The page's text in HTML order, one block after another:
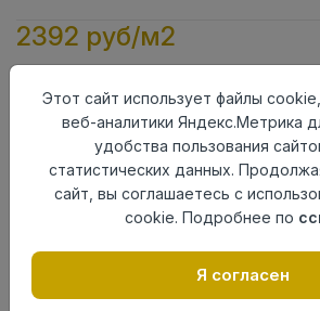
2392 руб/м2
АктуальностьАктуален
Толщина
10мм
доски
Теплый пол
до +27 градусов
4V
происхождения
Этот сайт использует файлы
веб-аналитики Яндекс.Метрика
удобства пользования
статистических данных.
сайт, вы соглашаетесь с
cookie. Подробнее по
Я согласен